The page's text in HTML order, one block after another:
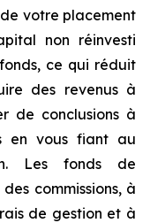
votre placement
non réinvesti
ce qui réduit
des revenus à
de conclusions à
en vous fiant au
Les fonds de
commissions, à
de gestion et à